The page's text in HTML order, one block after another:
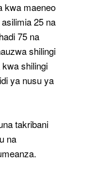
kwa maeneo
25 na
75 na
shilingi
shilingi
ya nusu ya
takribani
na